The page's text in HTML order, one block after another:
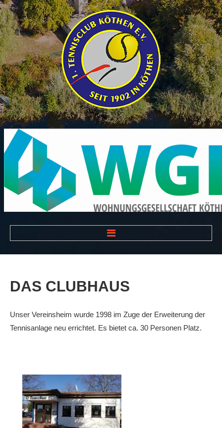
VEREIN
Das Clubhaus
Downloads
Bespannungsservice
Die Geschichte
DAS CLUBHAUS
Unser Vereinsheim wurde 1998 im Zuge der Erweiterung der
Tennisanlage neu errichtet. Es bietet ca. 30 Personen Platz.